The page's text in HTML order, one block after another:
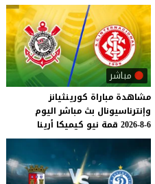
مباشر
مشاهدة مباراة كورينثيانز
وإنترناسيونال بث مباشر اليوم
6-8-2026
قمة نيو كيميكا أرينا